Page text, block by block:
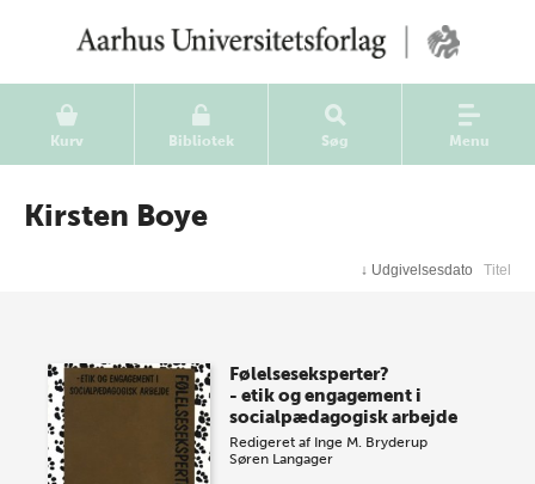
Kurv Bibliotek Søg Menu
Kirsten Boye
↓ Udgivelsesdato Titel
Følelseseksperter?
- etik og engagement i
socialpædagogisk arbejde
Redigeret af Inge M. Bryderup
Søren Langager